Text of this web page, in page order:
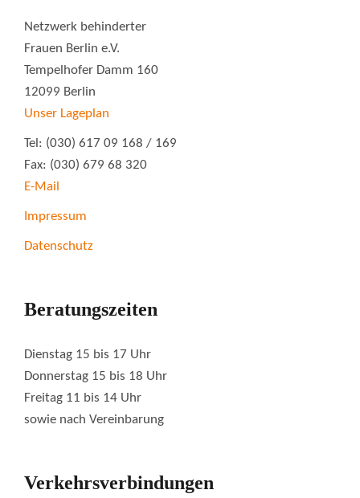
Netzwerk behinderter
Frauen Berlin e.V.
Tempelhofer Damm 160
12099 Berlin
Unser Lageplan
Tel: (030) 617 09 168 / 169
Fax: (030) 679 68 320
E-Mail
Impressum
Datenschutz
Beratungszeiten
Dienstag 15 bis 17 Uhr
Donnerstag 15 bis 18 Uhr
Freitag 11 bis 14 Uhr
sowie nach Vereinbarung
Verkehrsverbindungen